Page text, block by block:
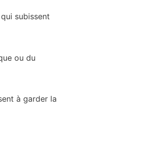
subissent
ou du
à garder la